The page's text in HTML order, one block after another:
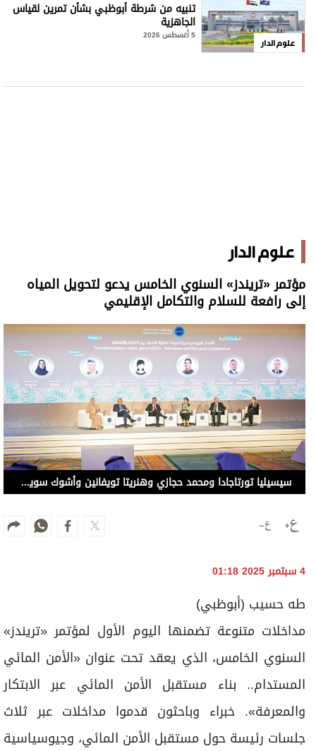
علوم الدار
تنبيه من شرطة أبوظبي بشأن تمرين لقياس
الجاهزية
5 أغسطس 2026
علوم الدار
مؤتمر «تريندز» السنوي الخامس يدعو لتحويل المياه
إلى رافعة للسلام والتكامل الإقليمي
سيسيليا تورتاجادا ومحمد حجازي وهنريتا تويفانين وأشوك سوين ودانييل إياكوبوني وإليازية الحوسني خلال الجلسة الثانية (من المصدر)
4 سبتمبر 2025 01:18
طه حسيب (أبوظبي)
مداخلات متنوعة تضمنها اليوم الأول لمؤتمر «تريندز»
السنوي الخامس، الذي يعقد تحت عنوان «الأمن المائي
المستدام.. بناء مستقبل الأمن المائي عبر الابتكار
والمعرفة». خبراء وباحثون قدموا مداخلات عبر ثلاث
جلسات رئيسة حول مستقبل الأمن المائي، وجيوسياسية